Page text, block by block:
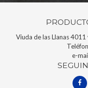
Viuda de las Llanas
e-